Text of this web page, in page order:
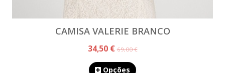
CAMISA VALERIE BRANCO
34,50 €69,00 €
Opções